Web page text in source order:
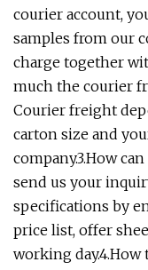
courier account,
samples from our
charge together
much the courier
Courier freight
carton size and
company.3.How
send us your
specifications by
price list, offer
working day.4.How